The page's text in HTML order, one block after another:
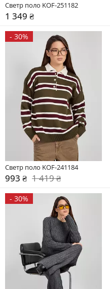
Светр поло KOF-251182
1 349 ₴
- 30%
Светр поло KOF-241184
993 ₴ 1 419 ₴
- 30%